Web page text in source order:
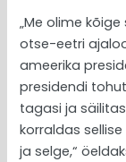
„Me olime
otse-eetri
ameerika
presidendi
tagasi ja
korraldas
ja selge,“